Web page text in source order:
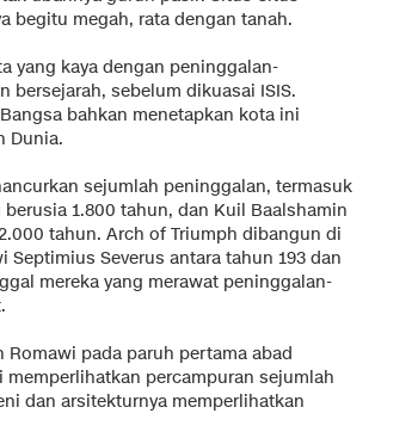
begitu megah, rata dengan tanah.
yang kaya dengan peninggalan-
bersejarah, sebelum dikuasai ISIS.
bahkan menetapkan kota ini
Dunia.
sejumlah peninggalan, termasuk
1.800 tahun, dan Kuil Baalshamin
tahun. Arch of Triumph dibangun di
Septimius Severus antara tahun 193 dan
mereka yang merawat peninggalan-
Romawi pada paruh pertama abad
memperlihatkan percampuran sejumlah
dan arsitekturnya memperlihatkan